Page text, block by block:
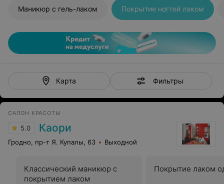
Маникюр с гель-лаком Покрытие ногтей лаком
Карта Фильтры
САЛОН КРАСОТЫ
5.0 Каори
Гродно, пр-т Я. Купалы, 63 Выходной
Классический маникюр с
покрытием лаком
Покрытие лаком